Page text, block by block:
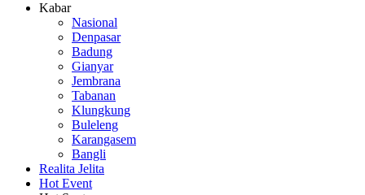
Kabar
Nasional
Denpasar
Badung
Gianyar
Jembrana
Tabanan
Klungkung
Buleleng
Karangasem
Bangli
Realita Jelita
Hot Event